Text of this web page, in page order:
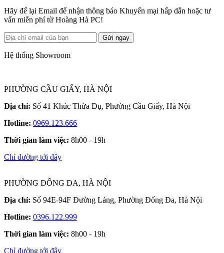
Hãy để lại Email để nhận thông báo Khuyến mại hấp dẫn hoặc tư
vấn miễn phí từ Hoàng Hà PC!
Gửi ngay
Hệ thống Showroom
PHƯỜNG CẦU GIẤY, HÀ NỘI
Địa chỉ: Số 41 Khúc Thừa Dụ, Phường Cầu Giấy, Hà Nội
Hotline: 0969.123.666
Thời gian làm việc: 8h00 - 19h
Chỉ đường tới đây
PHƯỜNG ĐỐNG ĐA, HÀ NỘI
Địa chỉ: Số 94E-94F Đường Láng, Phường Đống Đa, Hà Nội
Hotline: 0396.122.999
Thời gian làm việc: 8h00 - 19h
Chỉ đường tới đây